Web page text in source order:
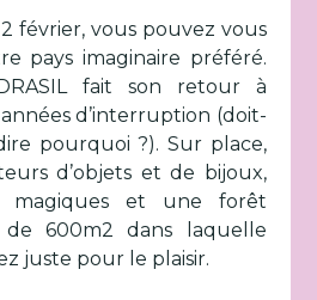
février, vous pouvez vous
pays imaginaire préféré.
fait son retour à
d’interruption (doit-
pourquoi ?). Sur place,
d’objets et de bijoux,
magiques et une forêt
de 600m2 dans laquelle
juste pour le plaisir.